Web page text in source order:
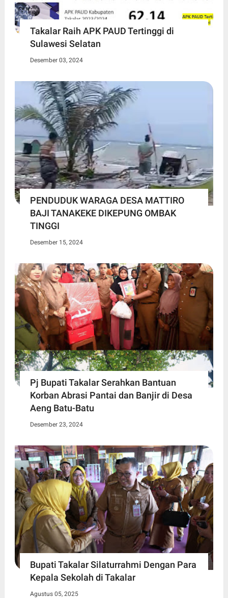
Takalar Raih APK PAUD Tertinggi di
Sulawesi Selatan
Desember 03, 2024
PENDUDUK WARAGA DESA MATTIRO
BAJI TANAKEKE DIKEPUNG OMBAK
TINGGI
Desember 15, 2024
Pj Bupati Takalar Serahkan Bantuan
Korban Abrasi Pantai dan Banjir di Desa
Aeng Batu-Batu
Desember 23, 2024
Bupati Takalar Silaturrahmi Dengan Para
Kepala Sekolah di Takalar
Agustus 05, 2025